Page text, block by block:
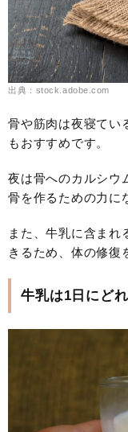
出典：stock.adobe.com
骨や筋肉は夜寝てい
もおすすめです。
夜は骨へのカルシウ
骨を作るための力に
また、牛乳に含まれ
きるため、体の修復
牛乳は1日にど